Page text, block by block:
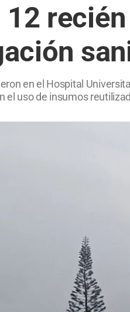
en el Hospital
el uso de insumos